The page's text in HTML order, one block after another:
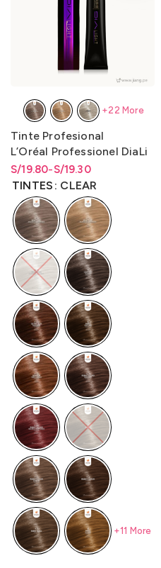
Tinte Profesional
L’Oréal Professionel DiaLi
ght 50gr.- LO3000D2
S/19.30
-
S/19.80
Rango de precios: desde
S/19.30 hasta S/19.80
Rango de precios: desde
S/19.30hastaS/19.80
TINTES CLEAR
+11 More
+22 More